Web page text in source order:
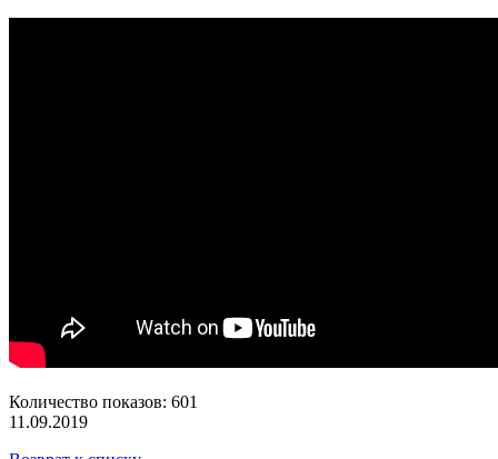
Количество показов: 601
11.09.2019